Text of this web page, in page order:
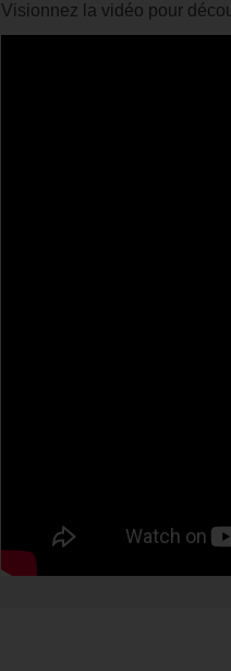
Visionnez la vidéo pour